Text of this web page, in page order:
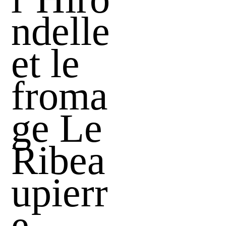
ndelle
et le
froma
ge Le
Ribea
upierr